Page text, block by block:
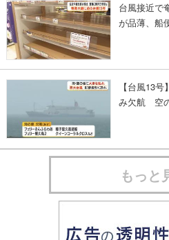
台風接近で
が品薄、船
【台風13
み欠航 空
もっと